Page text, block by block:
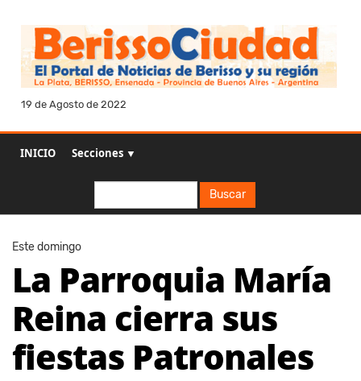
19 de Agosto de 2022
INICIO Secciones ▼
Buscar
Este domingo
La Parroquia María
Reina cierra sus
fiestas Patronales